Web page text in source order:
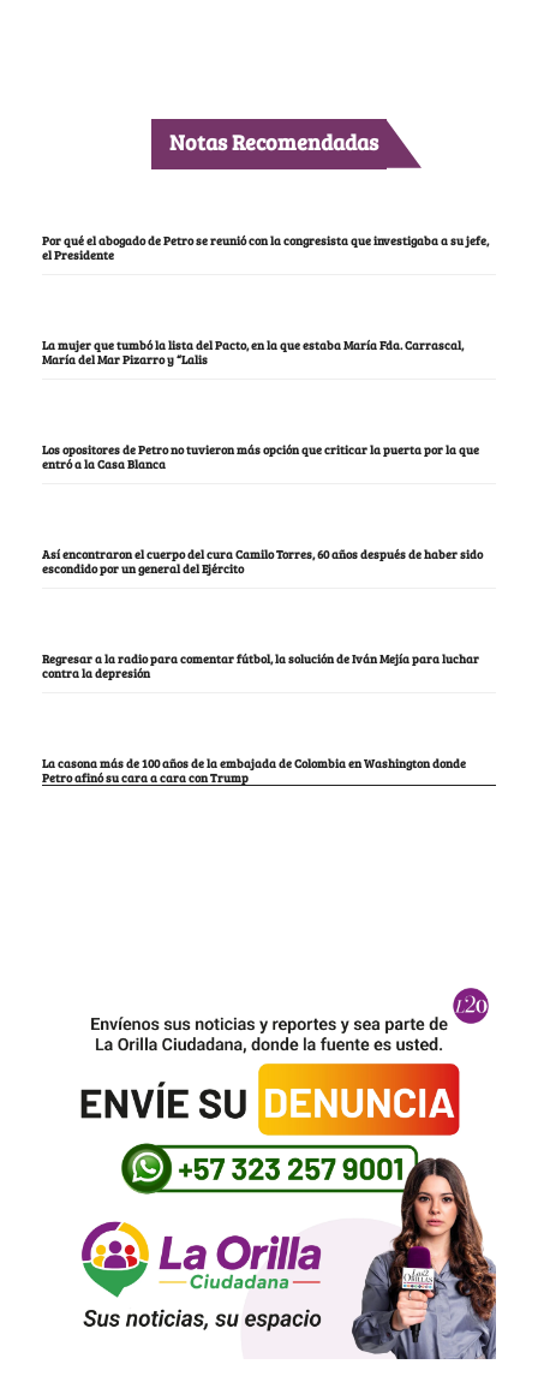
Notas Recomendadas
Por qué el abogado de Petro se reunió con la congresista que investigaba a su jefe,
el Presidente
La mujer que tumbó la lista del Pacto, en la que estaba María Fda. Carrascal,
María del Mar Pizarro y “Lalis
Los opositores de Petro no tuvieron más opción que criticar la puerta por la que
entró a la Casa Blanca
Así encontraron el cuerpo del cura Camilo Torres, 60 años después de haber sido
escondido por un general del Ejército
Regresar a la radio para comentar fútbol, la solución de Iván Mejía para luchar
contra la depresión
La casona más de 100 años de la embajada de Colombia en Washington donde
Petro afinó su cara a cara con Trump